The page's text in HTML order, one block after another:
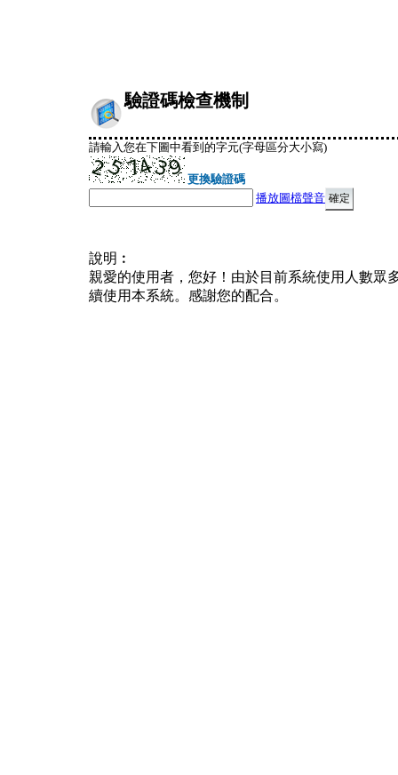
驗證碼檢查機制
請輸入您在下圖中看到的字元(字母區分大小寫)
更換驗證碼
播放圖檔聲音
說明︰
親愛的使用者，您好！由於目前系統使用人數眾
續使用本系統。感謝您的配合。